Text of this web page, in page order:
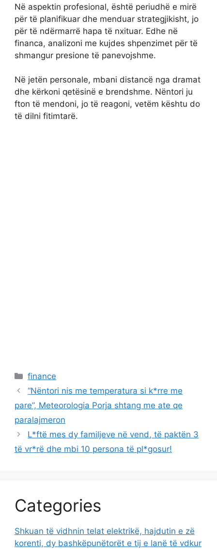
Në aspektin profesional, është periudhë e mirë
për të planifikuar dhe menduar strategjikisht, jo
për të ndërmarrë hapa të nxituar. Edhe në
financa, analizoni me kujdes shpenzimet për të
shmangur presione të panevojshme.
Në jetën personale, mbani distancë nga dramat
dhe kërkoni qetësinë e brendshme. Nëntori ju
fton të mendoni, jo të reagoni, vetëm kështu do
të dilni fitimtarë.
Categories
finance
“Nëntori nis me temperatura si k*rre me
pare”, Meteorologia Porja shtang me ate qe
paralajmeron
L*ftë mes dy familjeve në vend, të paktën 3
të vr*rë dhe mbi 10 persona të pl*gosur!
Categories
Shkuan të vidhnin telat elektrikë, hajdutin e zë
korenti, dy bashkëpunëtorët e tij e lanë të vdkur